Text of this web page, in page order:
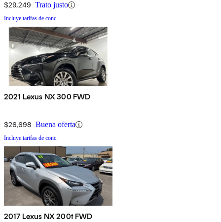
$29,249 Trato justo
Incluye tarifas de conc.
2021 Lexus NX 300 FWD
$26,698 Buena oferta
Incluye tarifas de conc.
2017 Lexus NX 200t FWD